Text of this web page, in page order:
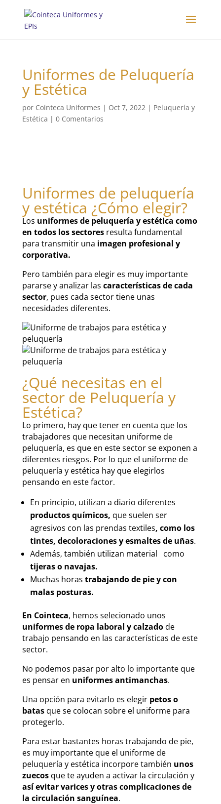
Uniformes de Peluquería
y Estética
por Cointeca Uniformes | Oct 7, 2022| Peluquería y
Estética | 0 Comentarios
Uniformes de peluquería
y estética ¿Cómo elegir?
Los uniformes de peluquería y estética como
en todos los sectores resulta fundamental
para transmitir una imagen profesional y
corporativa.
Pero también para elegir es muy importante
pararse y analizar las características de cada
sector, pues cada sector tiene unas
necesidades diferentes.
¿Qué necesitas en el
sector de Peluquería y
Estética?
Lo primero, hay que tener en cuenta que los
trabajadores que necesitan uniforme de
peluquería, es que en este sector se exponen a
diferentes riesgos. Por lo que el uniforme de
peluquería y estética hay que elegirlos
pensando en este factor.
En principio, utilizan a diario diferentes
productos químicos, que suelen ser
agresivos con las prendas textiles, como los
tintes, decoloraciones y esmaltes de uñas.
Además, también utilizan material como
tijeras o navajas.
Muchas horas trabajando de pie y con
malas posturas.
En Cointeca, hemos selecionado unos
uniformes de ropa laboral y calzadode
trabajo pensando en las características de este
sector.
No podemos pasar por alto lo importante que
es pensar en uniformes antimanchas.
Una opción para evitarlo es elegir petos o
batasque se colocan sobre el uniforme para
protegerlo.
Para estar bastantes horas trabajando de pie,
es muy importante que el uniforme de
peluquería y estética incorpore también unos
zuecosque te ayuden a activar la circulación y
así evitar varices y otras complicaciones de
la circulación sanguínea.